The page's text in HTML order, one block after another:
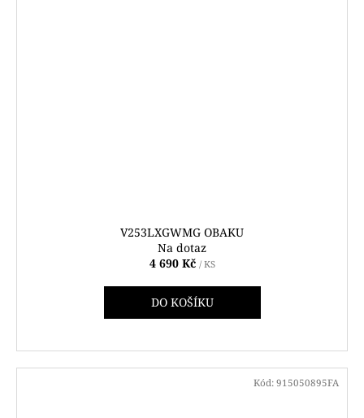
V253LXGWMG OBAKU
Na dotaz
4 690 Kč / KS
DO KOŠÍKU
Kód: 915050895FA